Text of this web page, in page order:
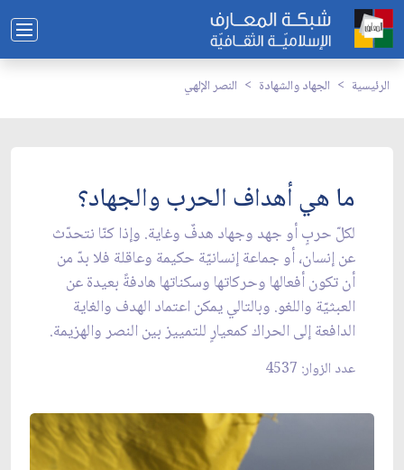
الرئيسية الجهاد والشهادة النصر الإلهي
ما هي أهداف الحرب والجهاد؟
لكلّ حربٍ أو جهد وجهاد هدفٌ وغاية. وإذا كنّا نتحدّث
عن إنسان، أو جماعة إنسانيّة حكيمة وعاقلة فلا بدّ من
أن تكون أفعالها وحركاتها وسكناتها هادفةً بعيدة عن
العبثيّة واللغو. وبالتالي يمكن اعتماد الهدف والغاية
الدافعة إلى الحراك كمعيارٍ للتمييز بين النصر والهزيمة.
عدد الزوار: 4537